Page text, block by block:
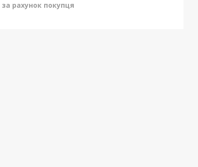
за рахунок покупця